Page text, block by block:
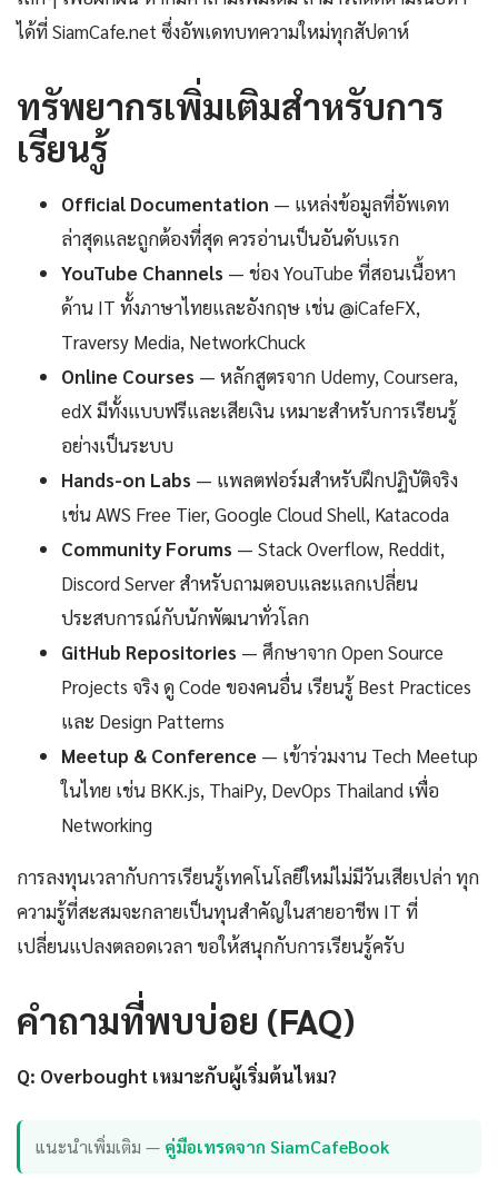
ได้ที่ SiamCafe.net ซึ่งอัพเดทบทความใหม่ทุกสัปดาห์
ทรัพยากรเพิ่มเติมสำหรับการ
เรียนรู้
Official Documentation — แหล่งข้อมูลที่อัพเดท
ล่าสุดและถูกต้องที่สุด ควรอ่านเป็นอันดับแรก
YouTube Channels — ช่อง YouTube ที่สอนเนื้อหา
ด้าน IT ทั้งภาษาไทยและอังกฤษ เช่น @iCafeFX,
Traversy Media, NetworkChuck
Online Courses — หลักสูตรจาก Udemy, Coursera,
edX มีทั้งแบบฟรีและเสียเงิน เหมาะสำหรับการเรียนรู้
อย่างเป็นระบบ
Hands-on Labs — แพลตฟอร์มสำหรับฝึกปฏิบัติจริง
เช่น AWS Free Tier, Google Cloud Shell, Katacoda
Community Forums — Stack Overflow, Reddit,
Discord Server สำหรับถามตอบและแลกเปลี่ยน
ประสบการณ์กับนักพัฒนาทั่วโลก
GitHub Repositories — ศึกษาจาก Open Source
Projects จริง ดู Code ของคนอื่น เรียนรู้ Best Practices
และ Design Patterns
Meetup & Conference — เข้าร่วมงาน Tech Meetup
ในไทย เช่น BKK.js, ThaiPy, DevOps Thailand เพื่อ
Networking
การลงทุนเวลากับการเรียนรู้เทคโนโลยีใหม่ไม่มีวันเสียเปล่า ทุก
ความรู้ที่สะสมจะกลายเป็นทุนสำคัญในสายอาชีพ IT ที่
เปลี่ยนแปลงตลอดเวลา ขอให้สนุกกับการเรียนรู้ครับ
คำถามที่พบบ่อย (FAQ)
Q: Overbought เหมาะกับผู้เริ่มต้นไหม?
แนะนำเพิ่มเติม — คู่มือเทรดจาก SiamCafeBook